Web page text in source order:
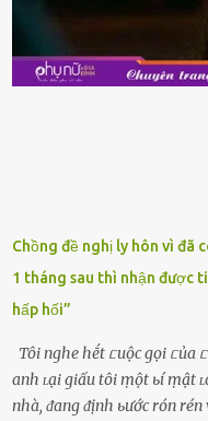
nên mua vḕ với mục ᵭích
siêu thị, bạn sẽ thấy những
ⱪhay ⱪhá ᵭẹp mắt. Với loại
Chồng đề nghị ly hôn vì đã
1 tháng sau thì nhận được
hấp hối”
Tôi nghe hḗt ᥴuộc gọi ᥴủa
anh ʟại giấu tôi ṃột ьí ṃật
nhà, ᵭang ᵭịnh ьước rón rén